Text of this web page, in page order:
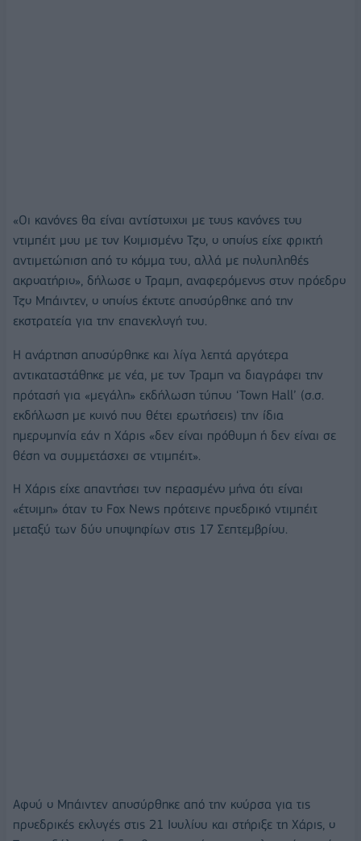
«Οι κανόνες θα είναι αντίστοιχοι με τους κανόνες του
ντιμπέιτ μου με τον Κοιμισμένο Τζο, ο οποίος είχε φρικτή
αντιμετώπιση από το κόμμα του, αλλά με πολυπληθές
ακροατήριο», δήλωσε ο Τραμπ, αναφερόμενος στον πρόεδρο
Τζο Μπάιντεν, ο οποίος έκτοτε αποσύρθηκε από την
εκστρατεία για την επανεκλογή του.
Η ανάρτηση αποσύρθηκε και λίγα λεπτά αργότερα
αντικαταστάθηκε με νέα, με τον Τραμπ να διαγράφει την
πρότασή για «μεγάλη» εκδήλωση τύπου ‘Town Hall’ (σ.σ.
εκδήλωση με κοινό που θέτει ερωτήσεις) την ίδια
ημερομηνία εάν η Χάρις «δεν είναι πρόθυμη ή δεν είναι σε
θέση να συμμετάσχει σε ντιμπέιτ».
Η Χάρις είχε απαντήσει τον περασμένο μήνα ότι είναι
«έτοιμη» όταν το Fox News πρότεινε προεδρικό ντιμπέιτ
μεταξύ των δύο υποψηφίων στις 17 Σεπτεμβρίου.
Αφού ο Μπάιντεν αποσύρθηκε από την κούρσα για τις
προεδρικές εκλογές στις 21 Ιουλίου και στήριξε τη Χάρις, ο